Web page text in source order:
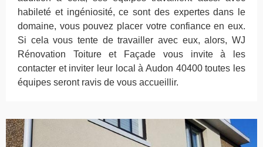
habileté et ingéniosité, ce sont des expertes dans le
domaine, vous pouvez placer votre confiance en eux.
Si cela vous tente de travailler avec eux, alors, WJ
Rénovation Toiture et Façade vous invite à les
contacter et inviter leur local à Audon 40400 toutes les
équipes seront ravis de vous accueillir.